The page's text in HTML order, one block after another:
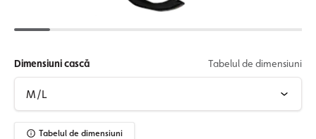
Dimensiuni cască Tabelul de dimensiuni
Tabelul de dimensiuni